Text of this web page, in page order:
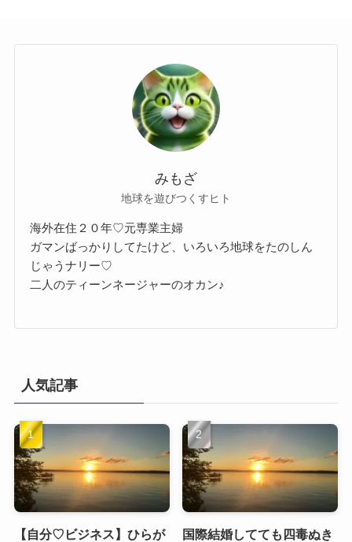
みもざ
地球を遊びつくすヒト
海外在住２０年♡元専業主婦
ガマンばっかりしてたけど、いろいろ地球をたのしん
じゃうナリー♡
二人のティーンネージャーのオカン♪
人気記事
【自分♡ビジネス】ひらが
国際結婚してても四毒ぬき